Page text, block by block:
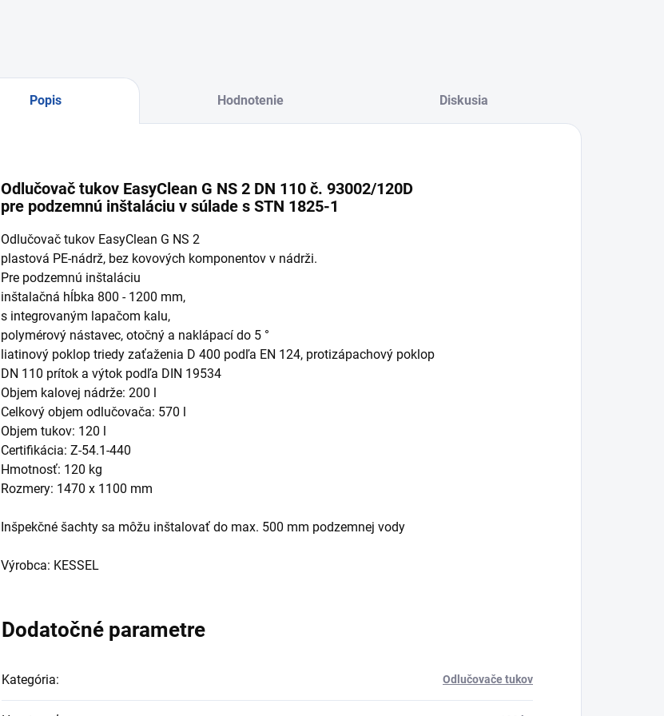
Popis Hodnotenie Diskusia
Odlučovač tukov EasyClean G NS 2 DN 110 č. 93002/120D
pre podzemnú inštaláciu v súlade s STN 1825-1
Odlučovač tukov EasyClean G NS 2
plastová PE-nádrž, bez kovových komponentov v nádrži.
Pre podzemnú inštaláciu
inštalačná hĺbka 800 - 1200 mm,
s integrovaným lapačom kalu,
polymérový nástavec, otočný a naklápací do 5 °
liatinový poklop triedy zaťaženia D 400 podľa EN 124, protizápachový poklop
DN 110 prítok a výtok podľa DIN 19534
Objem kalovej nádrže: 200 l
Celkový objem odlučovača: 570 l
Objem tukov: 120 l
Certifikácia: Z-54.1-440
Hmotnosť: 120 kg
Rozmery: 1470 x 1100 mm
Inšpekčné šachty sa môžu inštalovať do max. 500 mm podzemnej vody
Výrobca: KESSEL
Dodatočné parametre
Kategória: Odlučovače tukov